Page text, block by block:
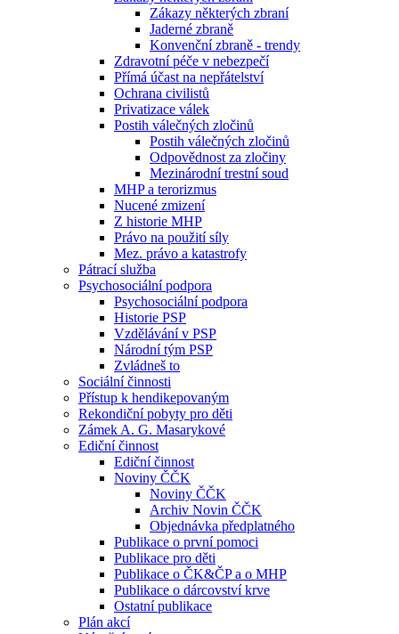
Zákazy některých zbraní
Jaderné zbraně
Konvenční zbraně - trendy
Zdravotní péče v nebezpečí
Přímá účast na nepřátelství
Ochrana civilistů
Privatizace válek
Postih válečných zločinů
Postih válečných zločinů
Odpovědnost za zločiny
Mezinárodní trestní soud
MHP a terorizmus
Nucené zmizení
Z historie MHP
Právo na použití síly
Mez. právo a katastrofy
Pátrací služba
Psychosociální podpora
Psychosociální podpora
Historie PSP
Vzdělávání v PSP
Národní tým PSP
Zvládneš to
Sociální činnosti
Přístup k hendikepovaným
Rekondiční pobyty pro děti
Zámek A. G. Masarykové
Ediční činnost
Ediční činnost
Noviny ČČK
Noviny ČČK
Archiv Novin ČČK
Objednávka předplatného
Publikace o první pomoci
Publikace pro děti
Publikace o ČK&ČP a o MHP
Publikace o dárcovství krve
Ostatní publikace
Plán akcí